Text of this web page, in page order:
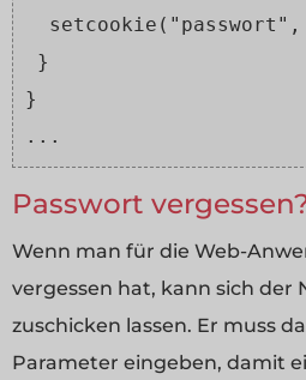
setcookie("passwort",
}
}
...
Passwort
Wenn man für die Web-
vergessen hat, kann sich der
zuschicken lassen. Er muss
Parameter eingeben, damit